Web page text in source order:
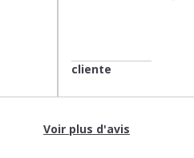
cliente
Voir plus d'avis